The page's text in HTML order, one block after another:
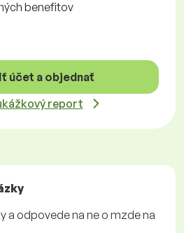
benefitov
účet a objednať
report
a odpovede na ne o mzde na